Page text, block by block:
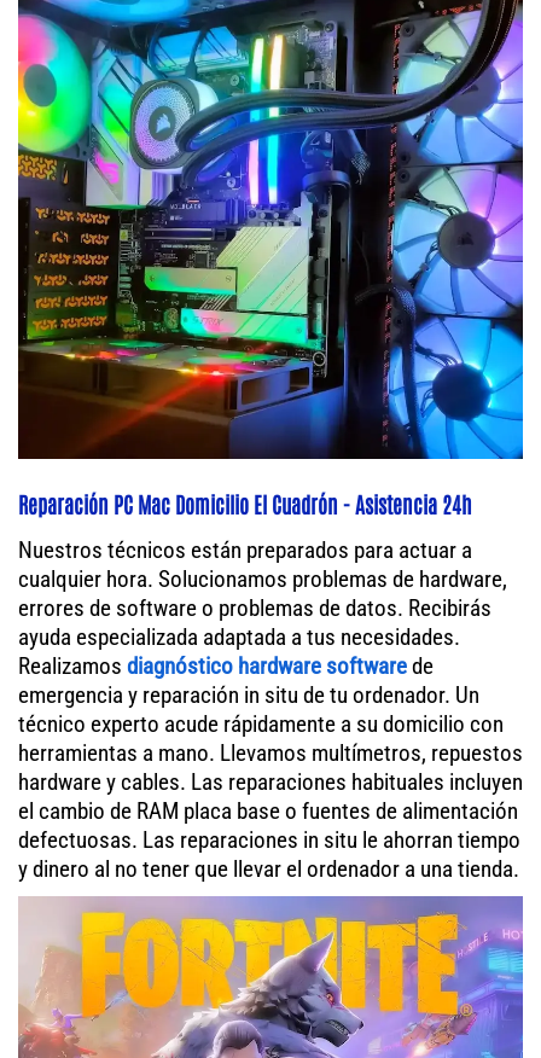
Reparación PC Mac Domicilio El Cuadrón - Asistencia 24h
Nuestros técnicos están preparados para actuar a
cualquier hora. Solucionamos problemas de hardware,
errores de software o problemas de datos. Recibirás
ayuda especializada adaptada a tus necesidades.
Realizamos diagnóstico hardware softwarede
emergencia y reparación in situ de tu ordenador. Un
técnico experto acude rápidamente a su domicilio con
herramientas a mano. Llevamos multímetros, repuestos
hardware y cables. Las reparaciones habituales incluyen
el cambio de RAM placa base o fuentes de alimentación
defectuosas. Las reparaciones in situ le ahorran tiempo
y dinero al no tener que llevar el ordenador a una tienda.